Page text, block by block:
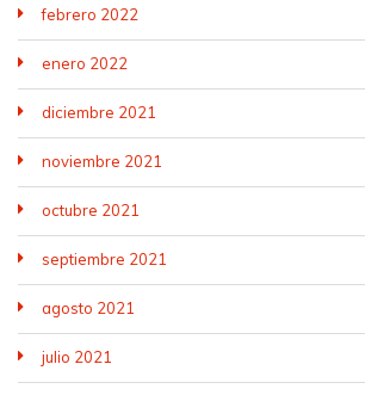
febrero 2022
enero 2022
diciembre 2021
noviembre 2021
octubre 2021
septiembre 2021
agosto 2021
julio 2021